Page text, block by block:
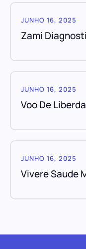
JUNHO 16, 2025
Zami
JUNHO 16, 2025
Voo De
JUNHO 16, 2025
Vivere Saude